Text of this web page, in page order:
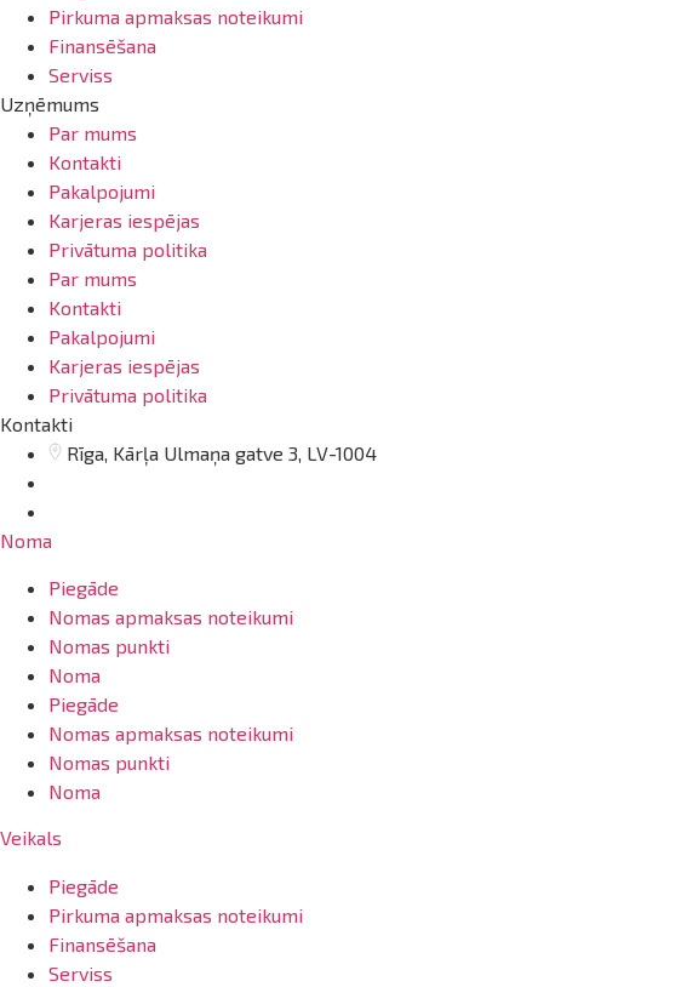
Pirkuma apmaksas noteikumi
Finansēšana
Serviss
Uzņēmums
Par mums
Kontakti
Pakalpojumi
Karjeras iespējas
Privātuma politika
Par mums
Kontakti
Pakalpojumi
Karjeras iespējas
Privātuma politika
Kontakti
Rīga, Kārļa Ulmaņa gatve 3, LV-1004
Noma
Piegāde
Nomas apmaksas noteikumi
Nomas punkti
Noma
Piegāde
Nomas apmaksas noteikumi
Nomas punkti
Noma
Veikals
Piegāde
Pirkuma apmaksas noteikumi
Finansēšana
Serviss